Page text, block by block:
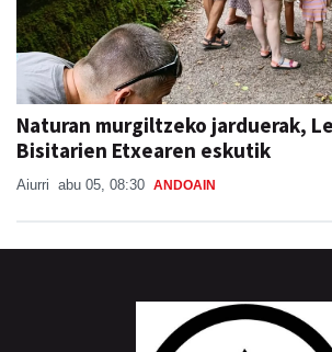
Naturan murgiltzeko jarduerak,
Bisitarien Etxearen eskutik
Aiurri abu 05, 08:30 ANDOAIN